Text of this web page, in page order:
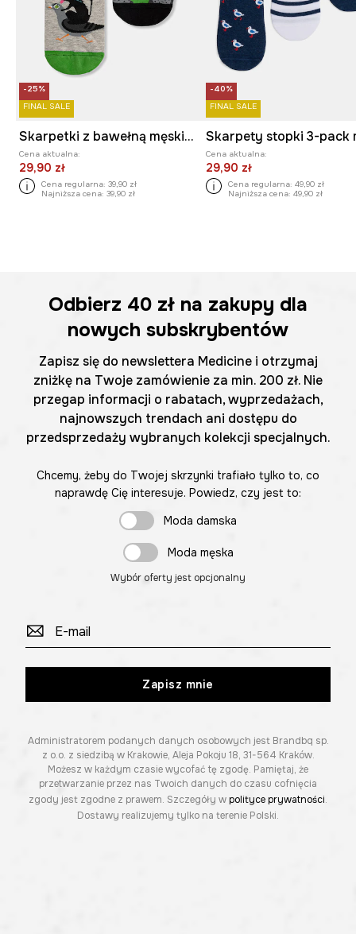
-25%
FINAL SALE
Skarpetki z bawełną męskie wzorzyste (2-pack)
Cena aktualna:
29,90 zł
Cena regularna: 39,90 zł
Najniższa cena: 39,90 zł
-40%
FINAL SALE
Cena aktualna:
29,90 zł
Cena regularna: 49,90 zł
Najniższa cena: 49,90 zł
Odbierz 40 zł na zakupy dla
nowych subskrybentów
Zapisz się do newslettera Medicine i otrzymaj
zniżkę na Twoje zamówienie za min. 200 zł. Nie
przegap informacji o rabatach, wyprzedażach,
najnowszych trendach ani dostępu do
przedsprzedaży wybranych kolekcji specjalnych.
Chcemy, żeby do Twojej skrzynki trafiało tylko to, co
naprawdę Cię interesuje. Powiedz, czy jest to:
Moda damska
Moda męska
Wybór oferty jest opcjonalny
Zapisz mnie
Administratorem podanych danych osobowych jest Brandbq sp.
z o.o. z siedzibą w Krakowie, Aleja Pokoju 18, 31-564 Kraków.
Możesz w każdym czasie wycofać tę zgodę. Pamiętaj, że
przetwarzanie przez nas Twoich danych do czasu cofnięcia
zgody jest zgodne z prawem. Szczegóły wpolityce prywatności.
Dostawy realizujemy tylko na terenie Polski.